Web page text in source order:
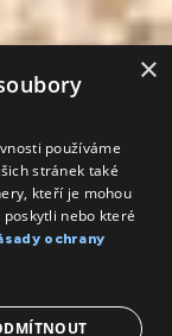
×
používáme
stránek také
kteří je mohou
nebo které
ochrany